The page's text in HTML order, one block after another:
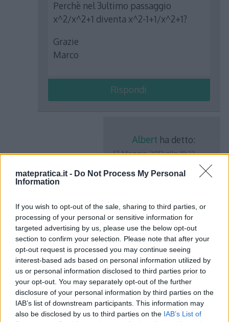
matepratica.it - Do Not Process My Personal
Information
If you wish to opt-out of the sale, sharing to third parties, or
processing of your personal or sensitive information for
targeted advertising by us, please use the below opt-out
section to confirm your selection. Please note that after your
opt-out request is processed you may continue seeing
interest-based ads based on personal information utilized by
us or personal information disclosed to third parties prior to
your opt-out. You may separately opt-out of the further
disclosure of your personal information by third parties on the
IAB’s list of downstream participants. This information may
also be disclosed by us to third parties on the IAB’s List of
Perchè nel 3ultimo passaggio
x^2/x^2+1 diventa x^2-1+1/x^2+1?
Grazie
Marco
Rispondi
Albert ha detto:
17 Maggio 2013 alle 18:33
(posso farlo perchè 1-
1=0)
Diego Attianeseha detto:
18 Gennaio 2013 alle 13:11